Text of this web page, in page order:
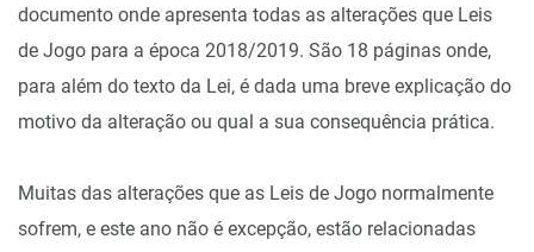
documento onde apresenta todas as alterações que Leis
de Jogo para a época 2018/2019. São 18 páginas onde,
para além do texto da Lei, é dada uma breve explicação do
motivo da alteração ou qual a sua consequência prática.
Muitas das alterações que as Leis de Jogo normalmente
sofrem, e este ano não é excepção, estão relacionadas